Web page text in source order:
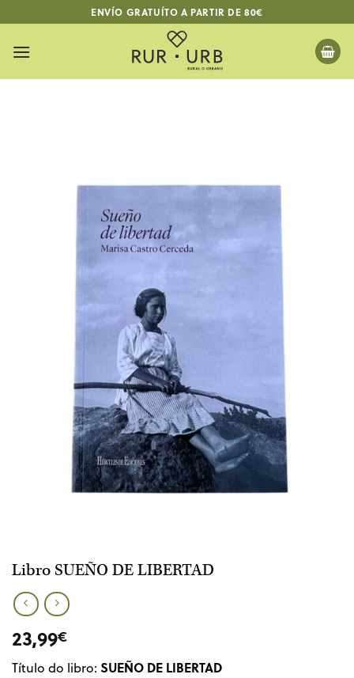
to
content
ENVÍO GRATUÍTO A PARTIR DE 80€
Libro SUEÑO DE LIBERTAD
23,99€
Título do libro: SUEÑO DE LIBERTAD